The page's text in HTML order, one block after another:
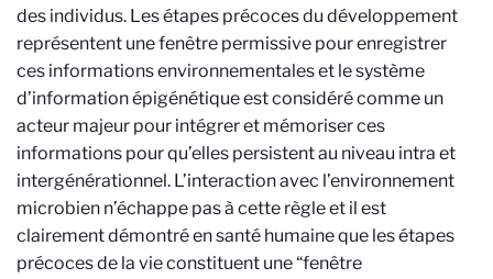
des individus. Les étapes précoces du développement
représentent une fenêtre permissive pour enregistrer
ces informations environnementales et le système
d’information épigénétique est considéré comme un
acteur majeur pour intégrer et mémoriser ces
informations pour qu’elles persistent au niveau intra et
intergénérationnel. L’interaction avec l’environnement
microbien n’échappe pas à cette règle et il est
clairement démontré en santé humaine que les étapes
précoces de la vie constituent une “fenêtre